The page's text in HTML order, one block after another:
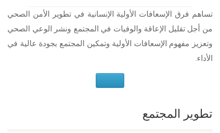
تساهم فرق الإسعافات الأولية الإنسانية في تطوير الأمن الصحي
من أجل تقليل الإعاقة والوفيات في المجتمع ونشر الوعي الصحي
وتعزيز مفهوم الإسعافات الأولية وتمكين المجتمع بجودة عالية في
الأداء.
تطوير المجتمع